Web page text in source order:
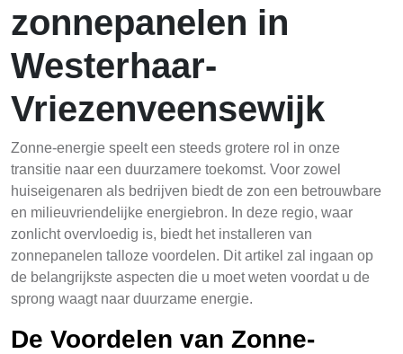
zonnepanelen in
Westerhaar-
Vriezenveensewijk
Zonne-energie speelt een steeds grotere rol in onze
transitie naar een duurzamere toekomst. Voor zowel
huiseigenaren als bedrijven biedt de zon een betrouwbare
en milieuvriendelijke energiebron. In deze regio, waar
zonlicht overvloedig is, biedt het installeren van
zonnepanelen talloze voordelen. Dit artikel zal ingaan op
de belangrijkste aspecten die u moet weten voordat u de
sprong waagt naar duurzame energie.
De Voordelen van Zonne-